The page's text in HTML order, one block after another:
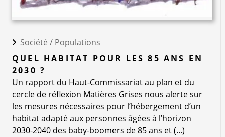
Société / Populations
QUEL HABITAT POUR LES 85 ANS EN
2030 ?
Un rapport du Haut-Commissariat au plan et du
cercle de réflexion Matières Grises nous alerte sur
les mesures nécessaires pour l’hébergement d’un
habitat adapté aux personnes âgées à l’horizon
2030-2040 des baby-boomers de 85 ans et (...)